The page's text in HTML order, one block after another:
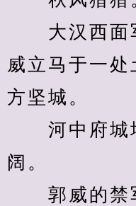
大汉西面
威立马于一
方坚城。
河中府城
阔。
郭威的禁